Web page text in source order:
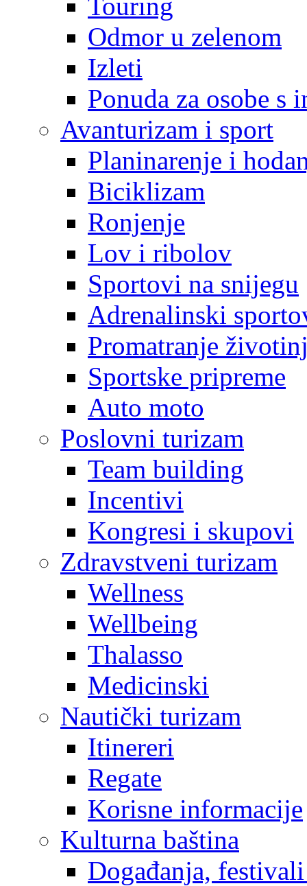
Odmor u zelenom
Izleti
Ponuda za osobe s
Avanturizam i sport
Planinarenje i
Biciklizam
Ronjenje
Lov i ribolov
Sportovi na snijegu
Adrenalinski
Promatranje
Sportske pripreme
Auto moto
Poslovni turizam
Team building
Incentivi
Kongresi i skupovi
Zdravstveni turizam
Wellness
Wellbeing
Thalasso
Medicinski
Nautički turizam
Itinereri
Regate
Korisne informacije
Kulturna baština
Događanja,